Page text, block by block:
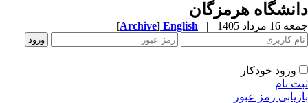
هرمزگان
مرداد 1405 |
English
[Archive]
ورود خودکار
نام
رمز عبور